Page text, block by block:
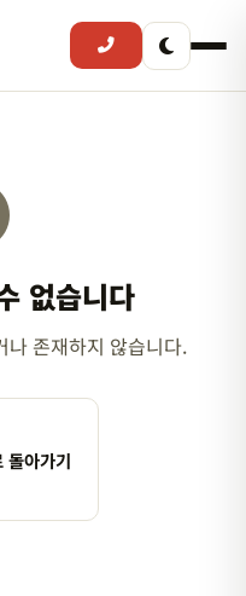
없습니다
나 존재하지 않습니다.
돌아가기